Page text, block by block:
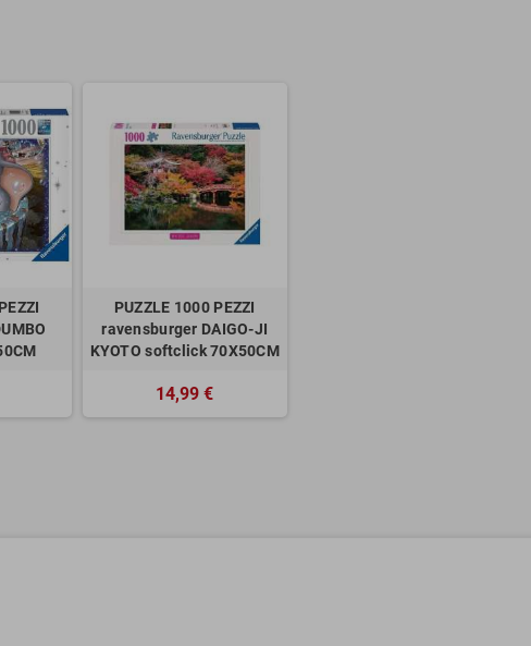
PUZZLE 1000 PEZZI
ravensburger DAIGO-JI
KYOTO softclick 70X50CM
14,99 €